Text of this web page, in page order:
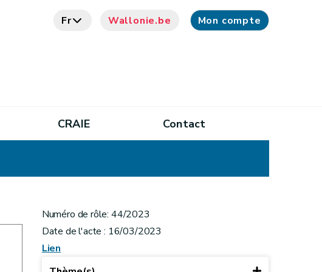
Fr Wallonie.be Mon compte
CRAIE Contact
Numéro de rôle: 44/2023
Date de l'acte : 16/03/2023
Lien